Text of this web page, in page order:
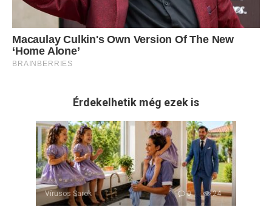
Érdekelhetik még ezek is
Vírusos Sarok 0 24